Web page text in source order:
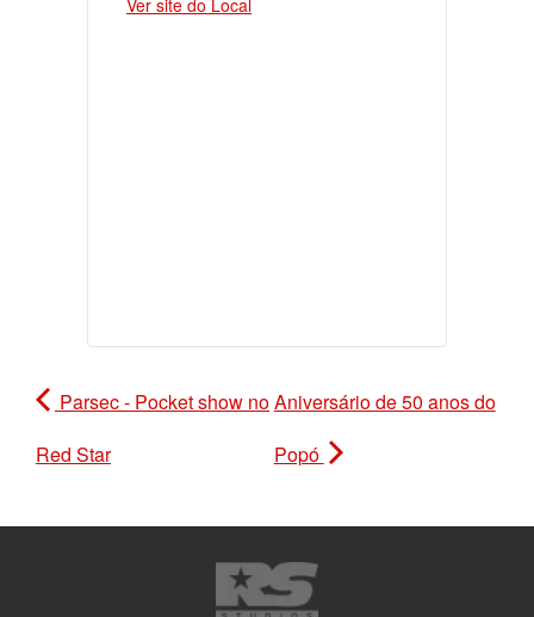
Ver site do Local
Parsec - Pocket show no
Red Star
Aniversário de 50 anos do
Popó